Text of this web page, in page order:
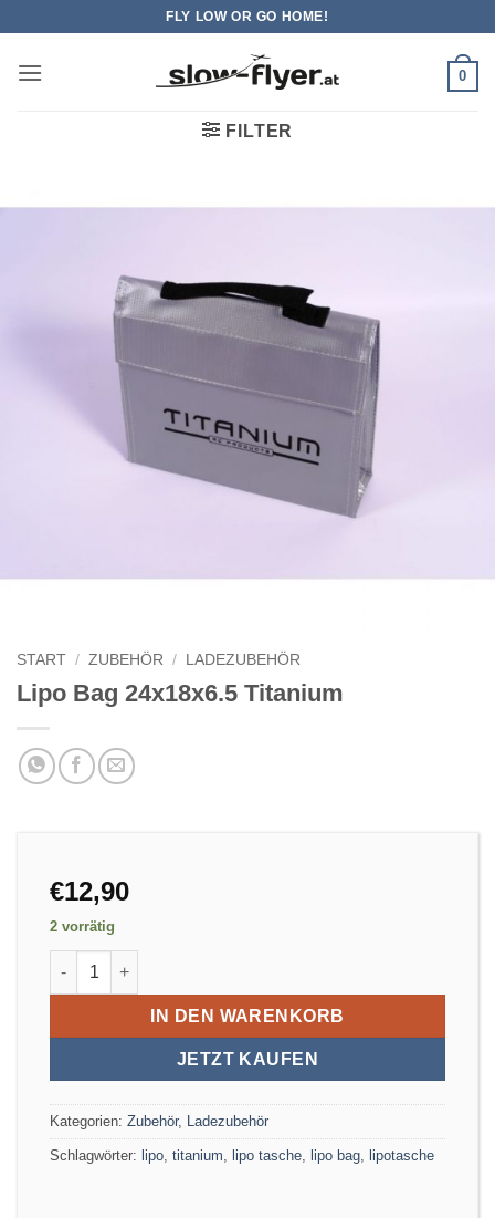
springen
FLY LOW OR GO HOME!
0
FILTER
START / ZUBEHÖR / LADEZUBEHÖR
Lipo Bag 24x18x6.5 Titanium
€12,90
2 vorrätig
Lipo Bag 24x18x6.5 Titanium Menge
IN DEN WARENKORB
JETZT KAUFEN
Kategorien: Zubehör, Ladezubehör
Schlagwörter: lipo titanium lipo tasche lipo bag lipotasche